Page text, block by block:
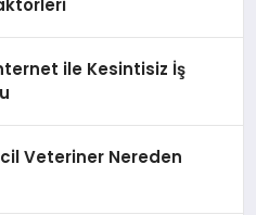
ile Kesintisiz İş
Veteriner Nereden